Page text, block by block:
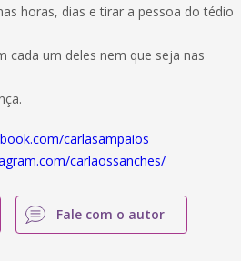
horas, dias e tirar a pessoa do tédio
cada um deles nem que seja nas
carlasampaios
carlaossanches/
Fale com o autor